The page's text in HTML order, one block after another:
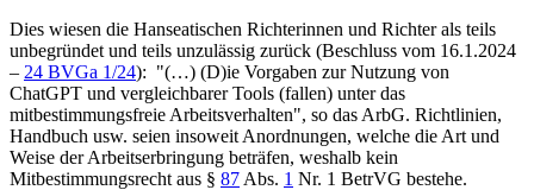
Dies wiesen die Hanseatischen Richterinnen und Richter als teils
unbegründet und teils unzulässig zurück (Beschluss vom 16.1.2024
– 24 BVGa 1/24): "(…) (D)ie Vorgaben zur Nutzung von
ChatGPT und vergleichbarer Tools (fallen) unter das
mitbestimmungsfreie Arbeitsverhalten", so das ArbG. Richtlinien,
Handbuch usw. seien insoweit Anordnungen, welche die Art und
Weise der Arbeitserbringung beträfen, weshalb kein
Mitbestimmungsrecht aus § 87 Abs. 1 Nr. 1 BetrVG bestehe.